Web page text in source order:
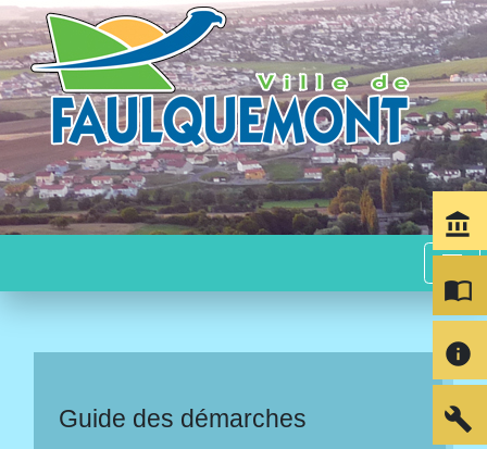
menu
Guide des démarches
account_balance
import_contacts
info
build